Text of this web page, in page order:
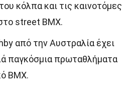
κόλπα και τις καινοτόμες
street BMX.
από την Αυστραλία έχει
παγκόσμια πρωταθλήματα
BMX.